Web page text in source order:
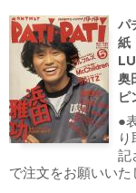
パ
紙
奥
ピ
●
記
で注文をお願いいた